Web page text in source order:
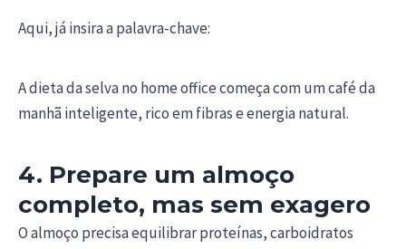
Aqui, já insira a palavra-chave:
A dieta da selva no home office começa com um café da
manhã inteligente, rico em fibras e energia natural.
4. Prepare um almoço
completo, mas sem exagero
O almoço precisa equilibrar proteínas, carboidratos